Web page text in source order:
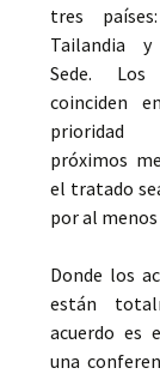
tres
Tailandia
Sede. Los
coinciden
próximos
el tratado
por al menos
Donde los
están
acuerdo es
una